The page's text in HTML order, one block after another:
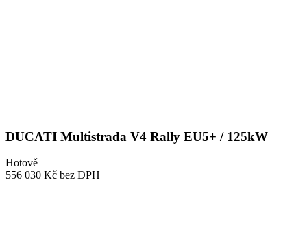
DUCATI Multistrada V4 Rally EU5+ / 125kW
Hotově
556 030 Kč bez DPH